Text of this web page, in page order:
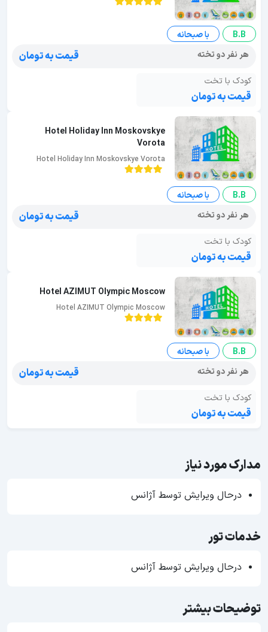
B.B
با صبحانه
هر نفر دو تخته
قیمت به تومان
کودک با تخت
قیمت به تومان
Hotel Holiday Inn Moskovskye
Vorota
Hotel Holiday Inn Moskovskye Vorota
B.B
با صبحانه
هر نفر دو تخته
قیمت به تومان
کودک با تخت
قیمت به تومان
Hotel AZIMUT Olympic Moscow
Hotel AZIMUT Olympic Moscow
B.B
با صبحانه
هر نفر دو تخته
قیمت به تومان
کودک با تخت
قیمت به تومان
مدارک مورد نیاز
درحال ویرایش توسط آژانس
خدمات تور
درحال ویرایش توسط آژانس
توضیحات بیشتر